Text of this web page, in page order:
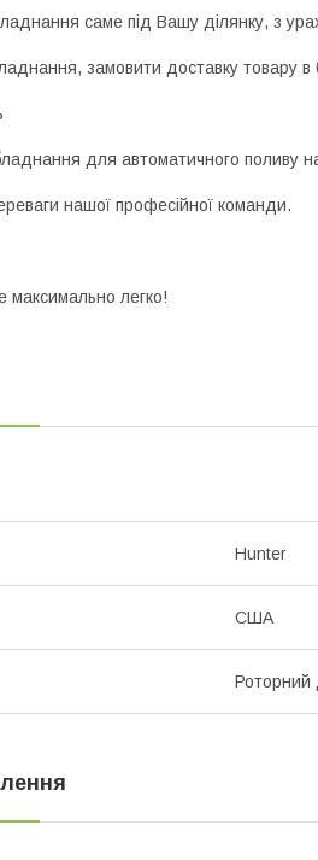
саме під Вашу ділянку, з
замовити доставку товару в
для автоматичного поливу
нашої професійної команди.
максимально легко!
Hunter
США
Роторний